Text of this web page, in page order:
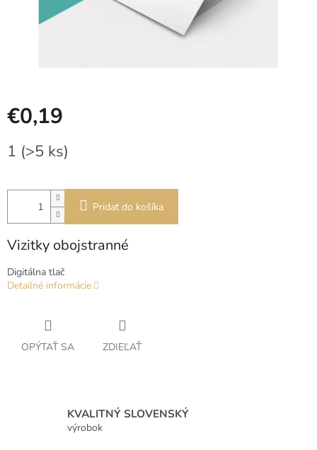
€0,19
cena:
1 (>5 ks)
Pridať do košíka
Vizitky obojstranné
Digitálna tlač
Detailné informácie
OPÝTAŤ SA ZDIEĽAŤ
KVALITNÝ SLOVENSKÝ
výrobok